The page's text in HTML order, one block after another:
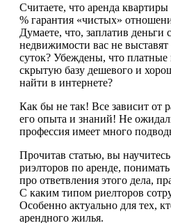
Считаете, что аренда квартиры
% гарантия «чистых»
Думаете, что, заплатив деньги
недвижимости вас не
суток? Убеждены, что
скрытую базу дешевого и
найти в интернете?
Как бы не так! Все зависит от
его опыта и знаний! Не
профессия имеет много
Прочитав статью, вы
риэлторов по аренде,
про ответвления этого дела,
С каким типом риелторов
Особенно актуально для тех,
арендного жилья.